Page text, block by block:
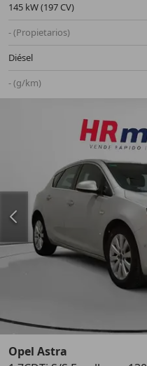
145 kW (197 CV)
- (Propietarios)
Diésel
- (g/km)
Opel Astra